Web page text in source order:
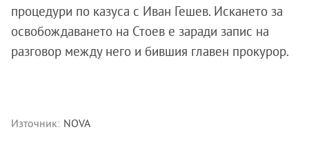
процедури по казуса с Иван Гешев. Искането за
освобождаването на Стоев е заради запис на
разговор между него и бившия главен прокурор.
Източник: NOVA